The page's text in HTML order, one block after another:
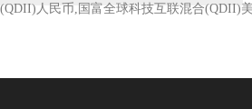
人民币,国富全球科技互联混合